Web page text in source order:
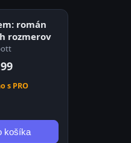
román
rozmerov
s PRO
košíka